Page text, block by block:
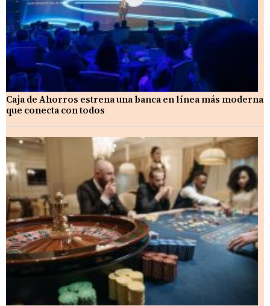
Caja de Ahorros estrena una banca en línea más moderna
que conecta con todos